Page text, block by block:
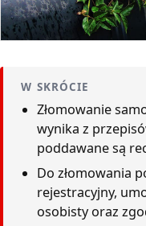
W SKRÓCIE
Złomowanie
wynika z
poddawane są
Do złomowania
rejestracyjny,
osobisty oraz